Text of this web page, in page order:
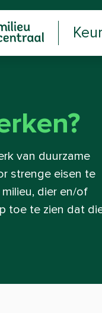
van duurzame
strenge eisen te
dier en/of
toe te zien dat